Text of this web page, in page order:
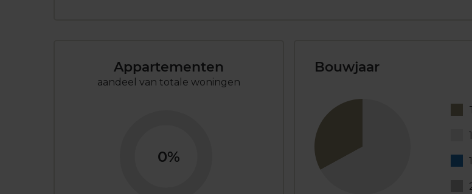
Appartementen
aandeel van totale woningen
0%
Bouwjaar